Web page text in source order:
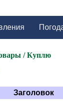
/ Куплю
Заголовок